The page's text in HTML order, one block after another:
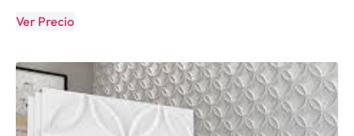
Ver Precio